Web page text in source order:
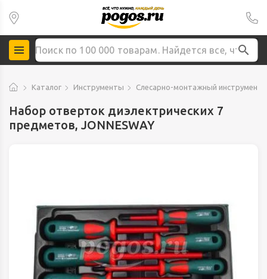
Каталог Инструменты Слесарно-монтажный инструмент
Набор отверток диэлектрических 7
предметов, JONNESWAY